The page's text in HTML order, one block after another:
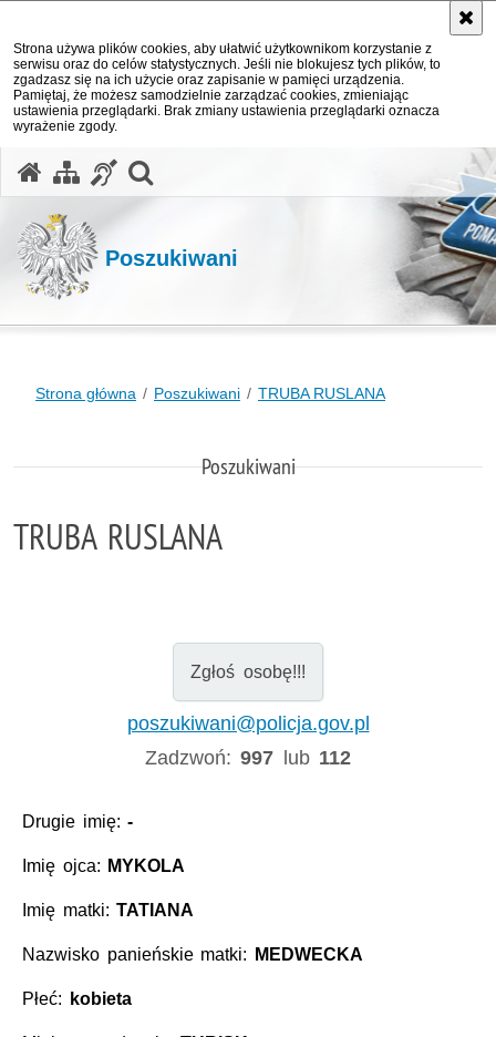
Strona używa plików cookies, aby ułatwić użytkownikom korzystanie z
serwisu oraz do celów statystycznych. Jeśli nie blokujesz tych plików, to
zgadzasz się na ich użycie oraz zapisanie w pamięci urządzenia.
Pamiętaj, że możesz samodzielnie zarządzać cookies, zmieniając
ustawienia przeglądarki. Brak zmiany ustawienia przeglądarki oznacza
wyrażenie zgody.
Poszukiwani
Strona główna Poszukiwani TRUBA RUSLANA
Poszukiwani
TRUBA RUSLANA
Zgłoś osobę!!!
poszukiwani@policja.gov.pl
Zadzwoń:997 lub 112
Drugie imię:-
Imię ojca: MYKOLA
Imię matki:TATIANA
Nazwisko panieńskie matki: MEDWECKA
Płeć: kobieta